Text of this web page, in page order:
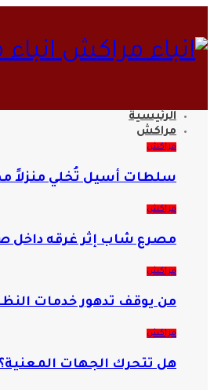
الرئيسية
مراكش
مراكش
سلطات أسيل تُخلي منزلاً
مراكش
مصرع شاب إثر غرقه داخل
مراكش
من يوقف تدهور خدمات
مراكش
هل تتحرك الجهات